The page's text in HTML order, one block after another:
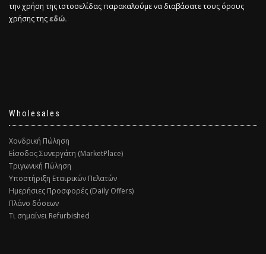
την χρήση της ιστοσελίδας παρακαλούμε να διαβάσατε τους όρους
χρήσης τηςεδώ.
Wholesales
Χονδρική Πώληση
Είσοδος Συνεργάτη (MarketPlace)
Τριγωνική Πώληση
Υποστήριξη Εταιρικών Πελατών
Ημερήσιες Προσφορές (Daily Offers)
Πλάνο δόσεων
Τι σημαίνει Refurbished